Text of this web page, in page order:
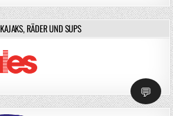
💬
KAJAKS, RÄDER UND SUPS